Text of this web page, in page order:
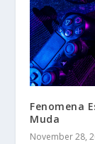
Fenomena
Muda
November 28,